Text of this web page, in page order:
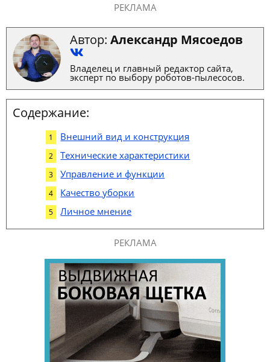
РЕКЛАМА
Автор: Александр Мясоедов
Владелец и главный редактор сайта,
эксперт по выбору роботов-пылесосов.
Содержание:
Внешний вид и конструкция
Технические характеристики
Управление и функции
Качество уборки
Личное мнение
РЕКЛАМА